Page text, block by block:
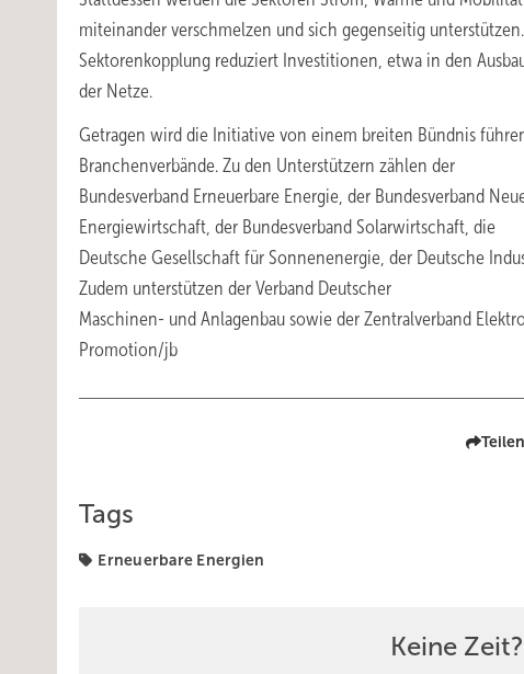
miteinander verschmelzen und sich gegenseitig
Sektorenkopplung reduziert Investitionen, etwa in den
der Netze.
Getragen wird die Initiative von einem breiten Bündnis
Branchenverbände. Zu den Unterstützern zählen der
Bundesverband Erneuerbare Energie, der Bundesverband
Energiewirtschaft, der Bundesverband Solarwirtschaft, die
Deutsche Gesellschaft für Sonnenenergie, der Deutsche
Zudem unterstützen der Verband Deutscher
Maschinen- und Anlagenbau sowie der Zentralverband
Promotion/jb
Tags
Erneuerbare Energien
Keine